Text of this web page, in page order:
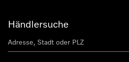
Händlersuche